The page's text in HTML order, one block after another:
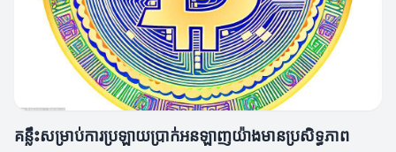
គន្លឹះសម្រាប់ការប្រឡាយប្រាក់អនឡាញយ៉ាងមានប្រសិទ្ធភាព